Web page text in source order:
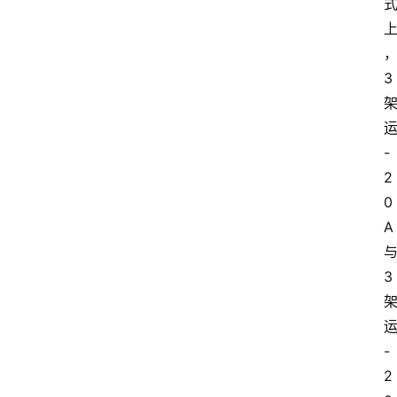
式
上
，
3
架
运
-
2
0
A
与
3
架
运
-
2